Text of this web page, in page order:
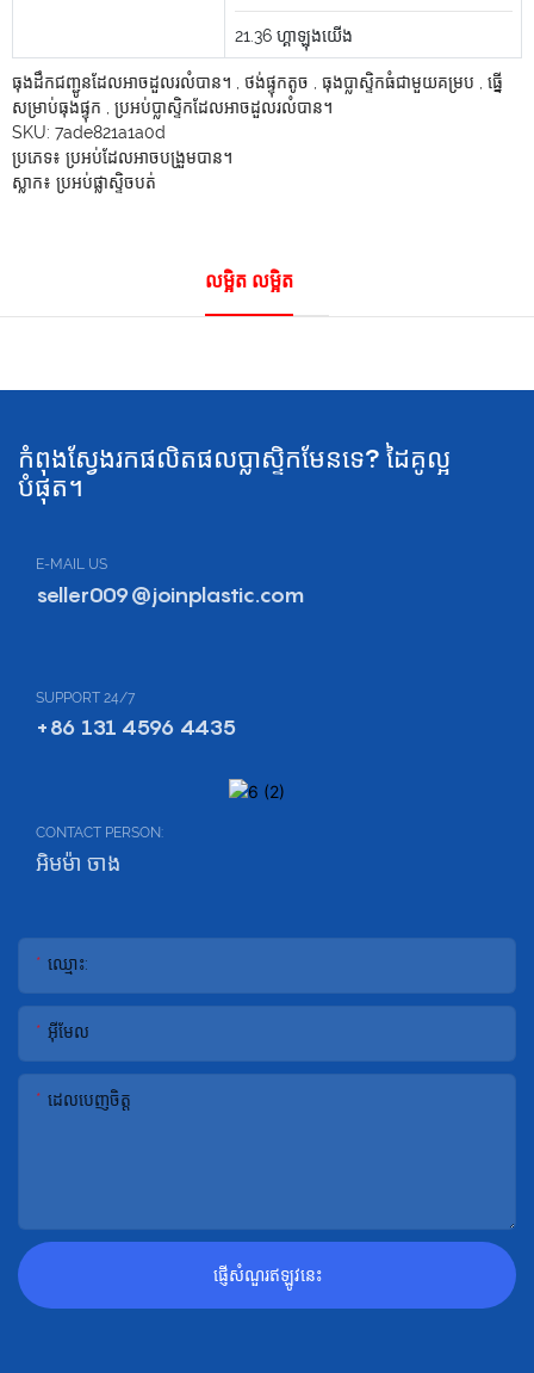
21.36 ហ្គាឡុងយើង
ធុងដឹកជញ្ជូនដែលអាចដួលរលំបាន។ ថង់ផ្ទុកតូច ធុងប្លាស្ទិកធំជាមួយគម្រប
ធ្នើ
សម្រាប់ធុងផ្ទុក
ប្រអប់ប្លាស្ទិកដែលអាចដួលរលំបាន។
SKU: 7ade821a1a0d
ប្រភេទ៖ ប្រអប់ដែលអាចបង្រួមបាន។
ស្លាក៖ ប្រអប់ផ្លាស្ទិចបត់
លម្អិត លម្អិត
កំពុងស្វែងរកផលិតផលប្លាស្ទិកមែនទេ? ដៃគូល្អ
បំផុត។
E-MAIL US
seller009@joinplastic.com
SUPPORT 24/7
+86 131 4596 4435
CONTACT PERSON:
អិមម៉ា ចាង
ឈ្មោះ:
អ៊ីមែល
ដេលបេញចិត្ដ
ផ្ញើសំណួរឥឡូវនេះ